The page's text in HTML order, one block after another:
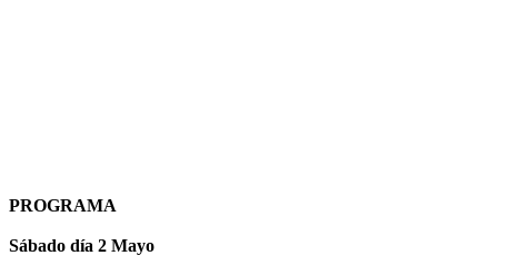
PROGRAMA
Sábado día 2 Mayo